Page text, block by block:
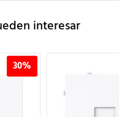
interesar
30%